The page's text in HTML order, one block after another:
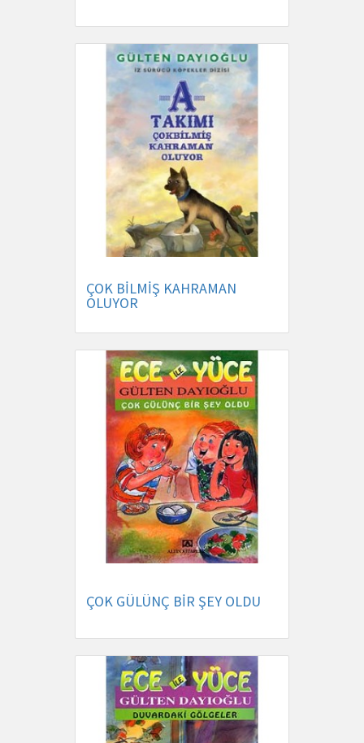
ÇOK BİLMİŞ KAHRAMAN
OLUYOR
ÇOK GÜLÜNÇ BİR ŞEY OLDU